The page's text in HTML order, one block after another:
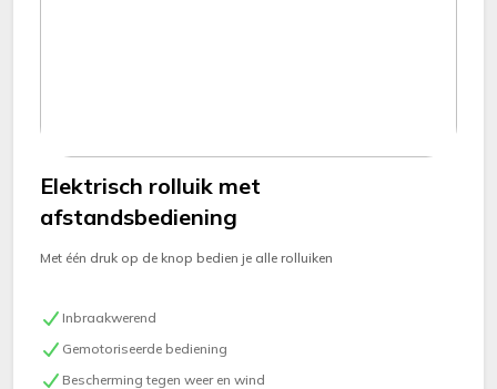
Elektrisch rolluik met
afstandsbediening
Met één druk op de knop bedien je alle rolluiken
Inbraakwerend
Gemotoriseerde bediening
Bescherming tegen weer en wind